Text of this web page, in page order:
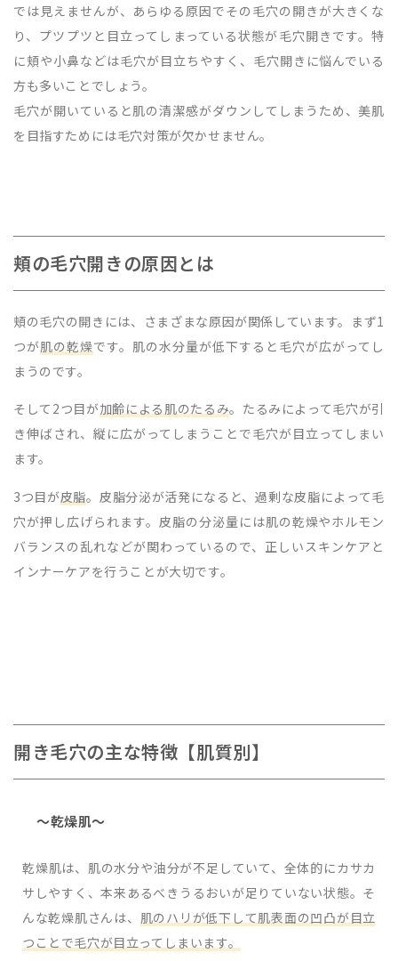
では見えませんが、あらゆる原因でその毛穴の開きが大きくな
り、プツプツと目立ってしまっている状態が毛穴開きです。特
に頬や小鼻などは毛穴が目立ちやすく、毛穴開きに悩んでいる
方も多いことでしょう。
毛穴が開いていると肌の清潔感がダウンしてしまうため、美肌
を目指すためには毛穴対策が欠かせません。
頬の毛穴開きの原因とは
頬の毛穴の開きには、さまざまな原因が関係しています。まず1
つが肌の乾燥です。肌の水分量が低下すると毛穴が広がってし
まうのです。
そして2つ目が加齢による肌のたるみ。たるみによって毛穴が引
き伸ばされ、縦に広がってしまうことで毛穴が目立ってしまい
ます。
3つ目が皮脂。皮脂分泌が活発になると、過剰な皮脂によって毛
穴が押し広げられます。皮脂の分泌量には肌の乾燥やホルモン
バランスの乱れなどが関わっているので、正しいスキンケアと
インナーケアを行うことが大切です。
開き毛穴の主な特徴【肌質別】
～乾燥肌～
乾燥肌は、肌の水分や油分が不足していて、全体的にカサカ
サしやすく、本来あるべきうるおいが足りていない状態。そ
んな乾燥肌さんは、 肌のハリが低下して肌表面の凹凸が目立
つことで毛穴が目立ってしまいます。